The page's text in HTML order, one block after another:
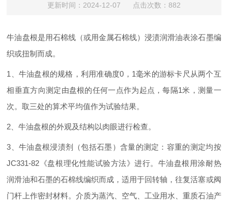
更新时间：2024-12-07 点击次数：882
牛油盘根是用石棉线（或用金属石棉线）浸渍润滑油表涂石墨编
织或扭制而成。
1、牛油盘根的规格，利用准确度0，1毫米的游标卡尺从两个互
相垂直方向测定由盘根的任何一点作为起点，每隔1米，测量一
次。取三处的算术平均值作为试验结果。
2、牛油盘根的外观及结构以肉眼进行检查。
3、牛油盘根浸渍剂（包括石墨）含量的测定：容重的测定均按
JC331-82《盘根理化性能试验方法》进行。牛油盘根用涂耐热
润滑油和石墨的石棉线编织而成，适用于回转轴，往复活塞或阀
门杆上作密封材料。介质为蒸汽、空气、工业用水、重质石油产